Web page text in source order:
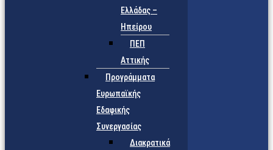
Ελλάδας –
Ηπείρου
ΠΕΠ
Αττικής
Προγράμματα
Ευρωπαϊκής
Εδαφικής
Συνεργασίας
Διακρατικά